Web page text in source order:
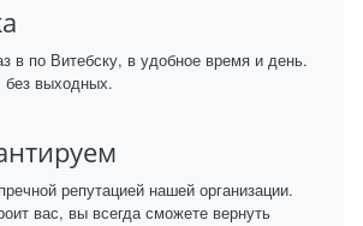
в по Витебску, в удобное время и день.
выходных.
репутацией нашей организации.
вас, вы всегда сможете вернуть